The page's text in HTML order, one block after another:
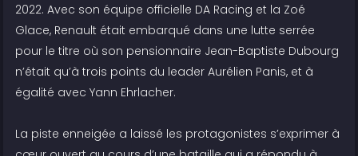
2022. Avec son équipe officielle DA Racing et la Zoé
Glace, Renault était embarqué dans une lutte serrée
pour le titre où son pensionnaire Jean-Baptiste Dubourg
n’était qu’à trois points du leader Aurélien Panis, et à
égalité avec Yann Ehrlacher.
La piste enneigée a laissé les protagonistes s’exprimer à